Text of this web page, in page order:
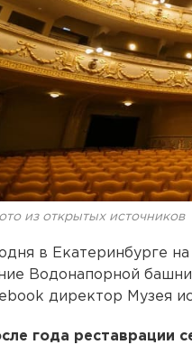
из открытых источников
в Екатеринбурге
Водонапорной
директор Музея
года реставрации